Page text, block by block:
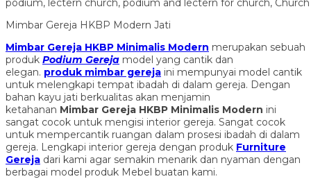
Mimbar Gereja HKBP Modern Jati
Mimbar Gereja HKBP Minimalis Modern merupakan sebuah
produk Podium Gereja model yang cantik dan
elegan. produk mimbar gereja ini mempunyai model cantik
untuk melengkapi tempat ibadah di dalam gereja. Dengan
bahan kayu jati berkualitas akan menjamin
ketahanan Mimbar Gereja HKBP Minimalis Modern ini
sangat cocok untuk mengisi interior gereja. Sangat cocok
untuk mempercantik ruangan dalam prosesi ibadah di dalam
gereja. Lengkapi interior gereja dengan produk Furniture
Gereja dari kami agar semakin menarik dan nyaman dengan
berbagai model produk Mebel buatan kami.